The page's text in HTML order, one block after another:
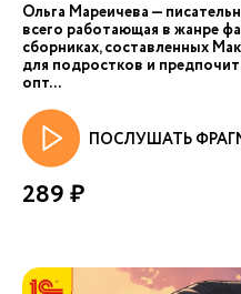
Ольга Мареичева —
всего работающая в жанре
сборниках, составленных
для подростков и
опт...
ПОСЛУШАТЬ
289 ₽